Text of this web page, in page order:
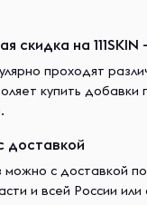
скидка на 111SKIN
проходят
купить добавки
с доставкой
с доставкой
и всей России